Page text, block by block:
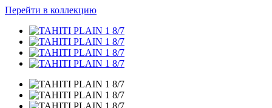
Перейти в коллекцию